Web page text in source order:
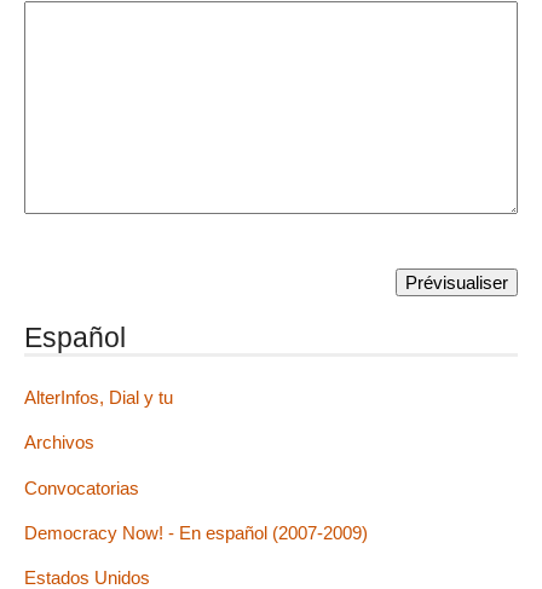
Español
AlterInfos, Dial y tu
Archivos
Convocatorias
Democracy Now! - En español (2007-2009)
Estados Unidos